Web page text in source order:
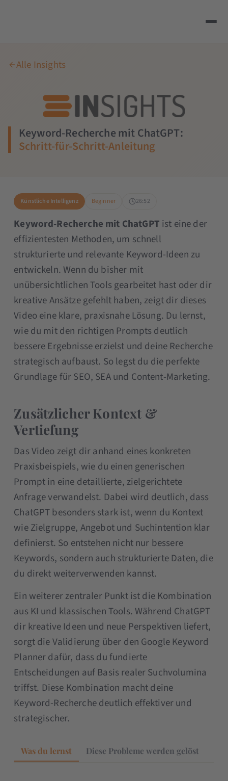
Alle Insights
Keyword-Recherche mit ChatGPT:
Schritt-für-Schritt-Anleitung
Künstliche Intelligenz Beginner 26:52
Keyword-Recherche mit ChatGPT ist eine der
effizientesten Methoden, um schnell
strukturierte und relevante Keyword-Ideen zu
entwickeln. Wenn du bisher mit
unübersichtlichen Tools gearbeitet hast oder dir
kreative Ansätze gefehlt haben, zeigt dir dieses
Video eine klare, praxisnahe Lösung. Du lernst,
wie du mit den richtigen Prompts deutlich
bessere Ergebnisse erzielst und deine Recherche
strategisch aufbaust. So legst du die perfekte
Grundlage für SEO, SEA und Content-Marketing.
Zusätzlicher Kontext &
Vertiefung
Das Video zeigt dir anhand eines konkreten
Praxisbeispiels, wie du einen generischen
Prompt in eine detaillierte, zielgerichtete
Anfrage verwandelst. Dabei wird deutlich, dass
ChatGPT besonders stark ist, wenn du Kontext
wie Zielgruppe, Angebot und Suchintention klar
definierst. So entstehen nicht nur bessere
Keywords, sondern auch strukturierte Daten, die
du direkt weiterverwenden kannst.
Ein weiterer zentraler Punkt ist die Kombination
aus KI und klassischen Tools. Während ChatGPT
dir kreative Ideen und neue Perspektiven liefert,
sorgt die Validierung über den Google Keyword
Planner dafür, dass du fundierte
Entscheidungen auf Basis realer Suchvolumina
triffst. Diese Kombination macht deine
Keyword-Recherche deutlich effektiver und
strategischer.
Was du lernst Diese Probleme werden gelöst